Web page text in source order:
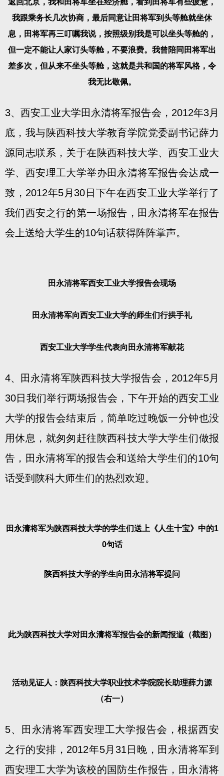
返回北京，我和田将军坐在经济舱，看到田将军有些疲惫，
我跟乘务长几次协商，最后同意让田将军到头等舱就坐休
息，田将军再三叮嘱我说，按照级别我是可以坐头等舱的，
但一定不能让人家订头等舱，不要浪费。我曾陪同田将军出
差多次，但从来不坐头等舱，这就是共和国的将军风格，令
我无比敬佩。
3、西安工业大学田永清将军报告会，2012年3月
底，我与陕西科技大学教育学院党委副书记薛力
源同志联系，关于在陕西科技大学、西安工业大
学、西安理工大学举办田永清将军报告会达成一
致，2012年5月30日下午在西安工业大学举行了
我们西安之行的第一场报告，田永清将军在报告
会上送给大学生的10句话获得阵阵掌声。
田永清将军西安工业大学报告会现场
田永清将军向西安工业大学的师生们行拱手礼
西安工业大学学生代表向田永清将军献花
4、田永清将军陕西科技大学报告会，2012年5月
30日我们举行两场报告会，下午开始的西安工业
大学的报告会结束后，简单吃过晚饭一分钟也没
用休息，就匆匆赶往陕西科技大学大学生们做报
告，田永清将军的报告会和送给大学生们的10句
话受到陕科大师生们的热烈欢迎。
田永清将军为陕西科技大学的学生们送上《人生十宝》中的1
0句话
陕西科技大学的学生向田永清将军提问
此为陕西科技大学对田永清将军报告会的新闻报道（截图）
活动见证人：陕西科技大学职业技术学院院长助理薛力源
（右一）
5、田永清将军西安理工大学报告会，根据西安
之行的安排，2012年5月31日晚，田永清将军到
西安理工大学为该校的国防生作报告，田永清将